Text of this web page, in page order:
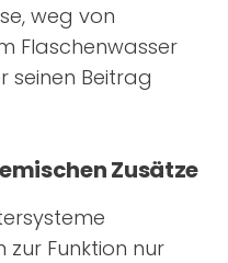
weg von
Flaschenwasser
seinen Beitrag
Zusätze
zur Funktion nur